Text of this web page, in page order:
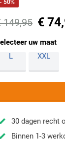
- 50%
149,95 €
uw maat
L
XXL
30 dagen recht
Binnen 1-3